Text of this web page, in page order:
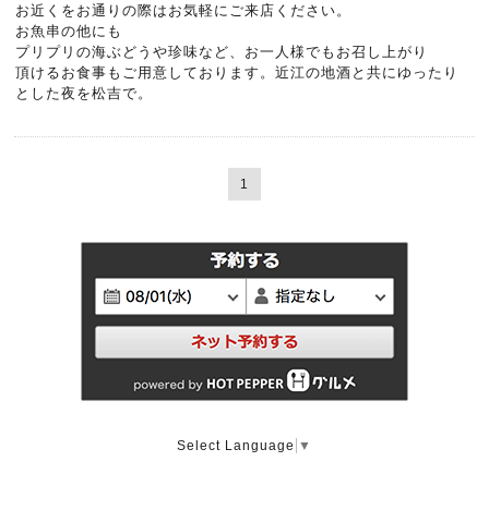
お近くをお通りの際はお気軽にご来店ください。
お魚串の他にも
プリプリの海ぶどうや珍味など、お一人様でもお召し上がり
頂けるお食事もご用意しております。近江の地酒と共にゆったり
とした夜を松吉で。
1
Select Language ▼